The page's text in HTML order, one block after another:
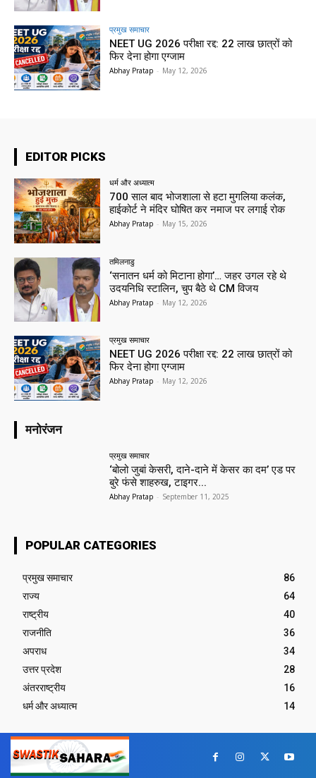
प्रमुख समाचार‎
NEET UG 2026 परीक्षा रद्द: 22 लाख छात्रों को
फिर देना होगा एग्जाम
Abhay Pratap - May 12, 2026
EDITOR PICKS
धर्म और अध्यात्म
700 साल बाद भोजशाला से हटा मुगलिया कलंक,
हाईकोर्ट ने मंदिर घोषित कर नमाज पर लगाई रोक
Abhay Pratap - May 15, 2026
तमिलनाडु
‘सनातन धर्म को मिटाना होगा’… जहर उगल रहे थे
उदयनिधि स्टालिन, चुप बैठे थे CM विजय
Abhay Pratap - May 12, 2026
प्रमुख समाचार‎
NEET UG 2026 परीक्षा रद्द: 22 लाख छात्रों को
फिर देना होगा एग्जाम
Abhay Pratap - May 12, 2026
मनोरंजन
प्रमुख समाचार‎
‘बोलो जुबां केसरी, दाने-दाने में केसर का दम’ एड पर
बुरे फंसे शाहरुख, टाइगर...
Abhay Pratap - September 11, 2025
POPULAR CATEGORIES
प्रमुख समाचार‎
86
राज्य
64
राष्ट्रीय
40
राजनीति
36
अपराध
34
उत्तर प्रदेश
28
अंतरराष्ट्रीय
16
धर्म और अध्यात्म
14